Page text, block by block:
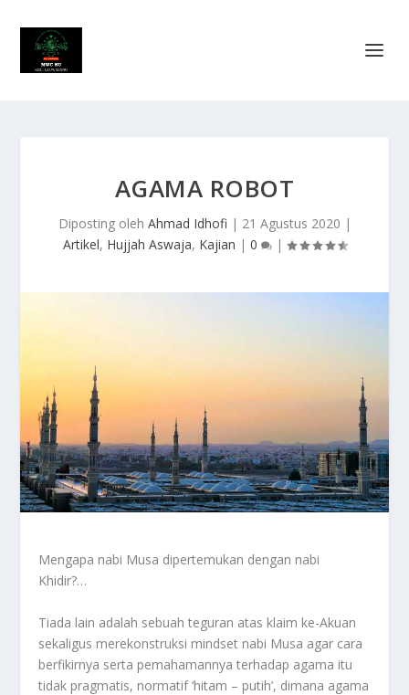
AGAMA ROBOT
Diposting oleh Ahmad Idhofi | 21 Agustus 2020 |
Artikel, Hujjah Aswaja, Kajian | 0 |
Mengapa nabi Musa dipertemukan dengan nabi
Khidir?…
Tiada lain adalah sebuah teguran atas klaim ke-Akuan
sekaligus merekonstruksi mindset nabi Musa agar cara
berfikirnya serta pemahamannya terhadap agama itu
tidak pragmatis, normatif ‘hitam – putih’, dimana agama